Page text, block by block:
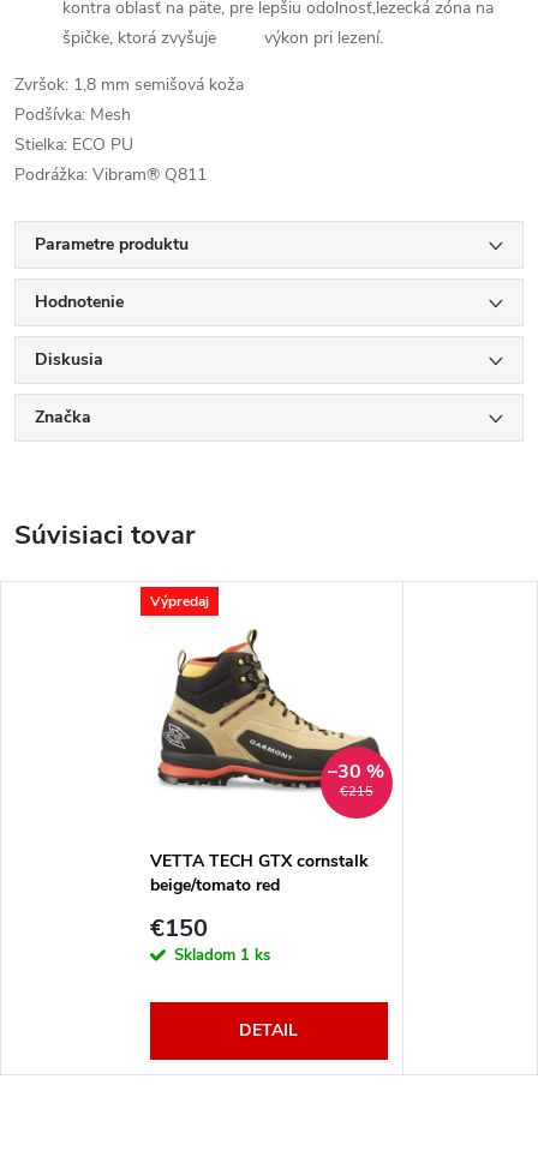
kontra oblasť na päte, pre lepšiu odolnosť,lezecká zóna na
špičke, ktorá zvyšuje výkon pri lezení.
Zvršok: 1,8 mm semišová koža
Podšívka: Mesh
Stielka: ECO PU
Podrážka: Vibram® Q811
Parametre produktu
Hodnotenie
Diskusia
Značka
Súvisiaci tovar
Výpredaj
€215
–30 %
VETTA TECH GTX cornstalk
beige/tomato red
€150
Skladom 1 ks
DETAIL